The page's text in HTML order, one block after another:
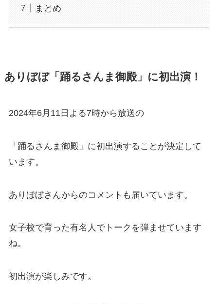
まとめ
ありぼぼ「踊るさんま御殿」に初出演！
2024年6月11日よる7時から放送の
「踊るさんま御殿」に初出演することが決定して
います。
ありぼぼさんからのコメントも届いています。
女子校で育った有名人でトークを弾ませています
ね。
初出演が楽しみです。